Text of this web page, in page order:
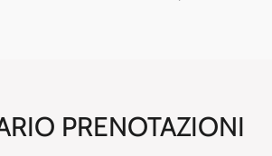
PRENOTAZIONI